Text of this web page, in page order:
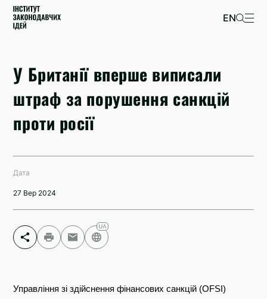
EN
У Британії вперше виписали
штраф за порушення санкцій
проти росії
Дата
27 Вер 2024
Telegram
Управління зі здійснення фінансових санкцій (OFSI)